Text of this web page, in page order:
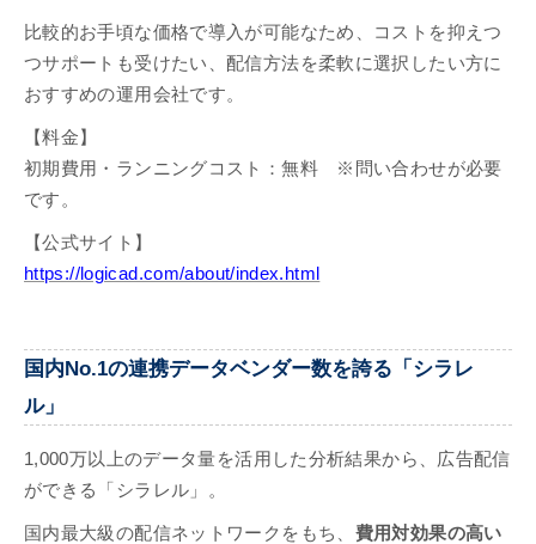
比較的お手頃な価格で導入が可能なため、コストを抑えつ
つサポートも受けたい、配信方法を柔軟に選択したい方に
おすすめの運用会社です。
【料金】
初期費用・ランニングコスト：無料 ※問い合わせが必要
です。
【公式サイト】
https://logicad.com/about/index.html
国内No.1の連携データベンダー数を誇る「シラレ
ル」
1,000万以上のデータ量を活用した分析結果から、広告配信
ができる「シラレル」。
国内最大級の配信ネットワークをもち、 費用対効果の高い